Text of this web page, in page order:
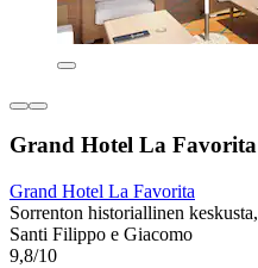
Grand Hotel La Favorita
Grand Hotel La Favorita
Sorrenton historiallinen
Santi Filippo e Giacomo
9,8/10